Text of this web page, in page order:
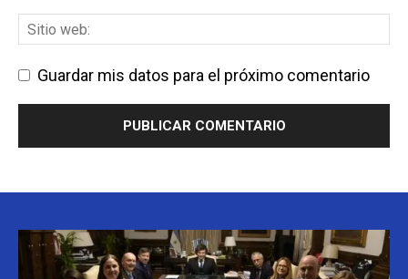
Guardar mis datos para el próximo comentario